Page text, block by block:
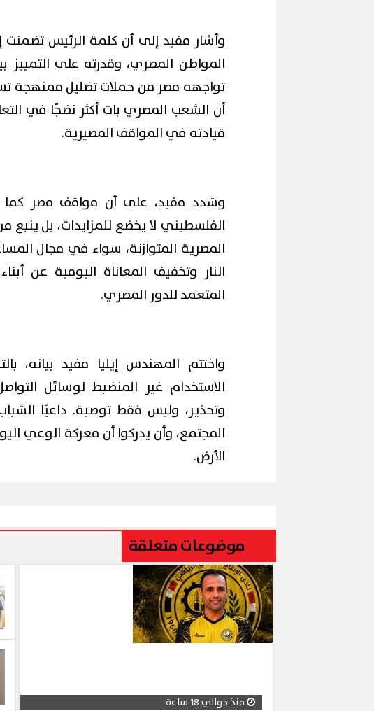
وأشار مفيد إلى أن كلمة الرئيس
المواطن المصري، وقدرته على
تواجهه مصر من حملات تضليل ممنهجة
أن الشعب المصري بات أكثر نضجًا في
قيادته في المواقف المصيرية.
وشدد مفيد، على أن مواقف مصر كما
الفلسطيني لا يخضع للمزايدات، بل ينبع
المصرية المتوازنة، سواء في مجال
النار وتخفيف المعاناة اليومية عن
المتعمد للدور المصري.
واختتم المهندس إيليا مفيد بيانه،
الاستخدام غير المنضبط لوسائل
وتحذير، وليس فقط توصية. داعيًا
المجتمع، وأن يدركوا أن معركة الوعي
الأرض.
موضوعات متعلقة
منذ حوالي 18 ساعة